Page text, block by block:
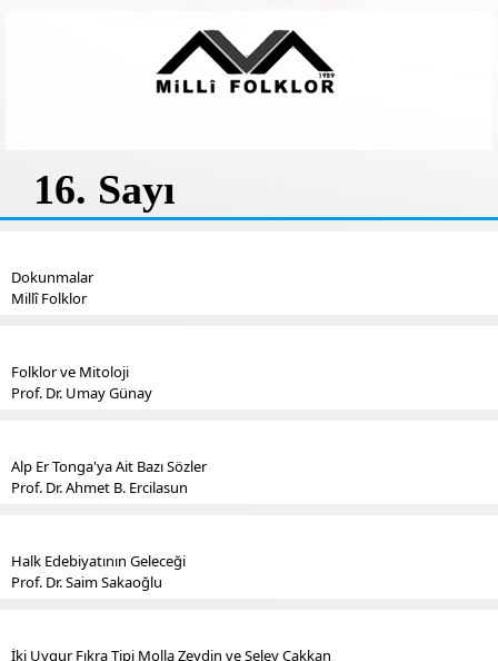
16. Sayı
Dokunmalar
Millî Folklor
Folklor ve Mitoloji
Prof. Dr. Umay Günay
Alp Er Tonga'ya Ait Bazı Sözler
Prof. Dr. Ahmet B. Ercilasun
Halk Edebiyatının Geleceği
Prof. Dr. Saim Sakaoğlu
İki Uygur Fıkra Tipi Molla Zeydin ve Seley Çakkan